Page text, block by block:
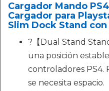
Cargador Mando
Cargador para
Slim Dock Stand
?【Dual Stand
una posición
controladores PS4.
se necesita espacio.